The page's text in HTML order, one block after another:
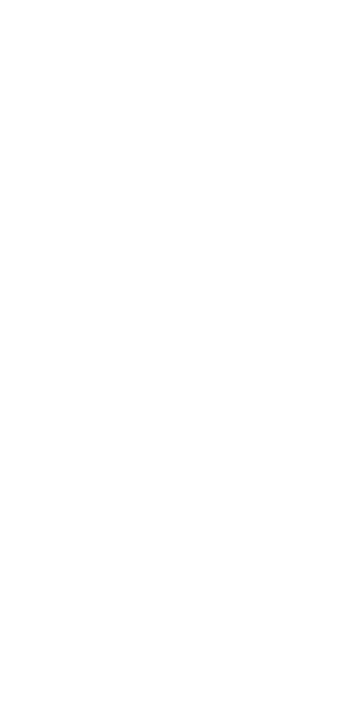
st produktsida